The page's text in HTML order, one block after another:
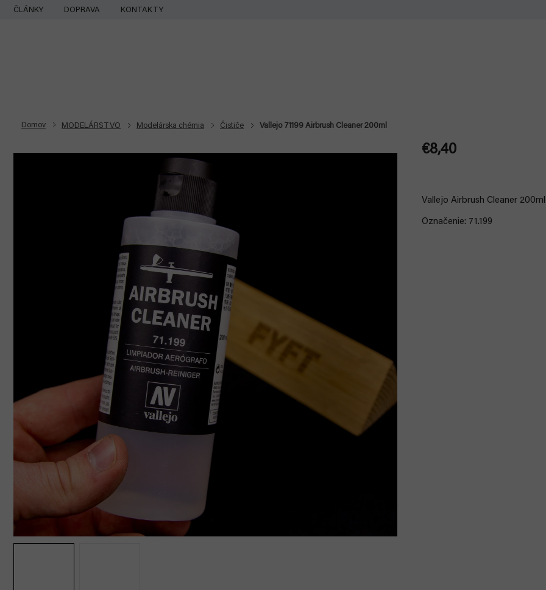
Prejsť
ČLÁNKY DOPRAVA KONTAKTY
Domov MODELÁRSTVO Modelárska chémia Čističe Vallejo 71199 Airbrush Cleaner 200ml
€8,40
Vallejo Airbrush Cleaner
Označenie: 71.199